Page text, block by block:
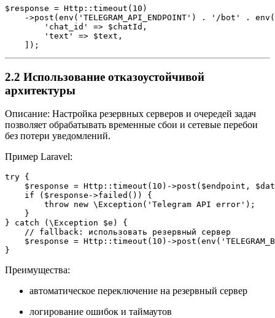
$response = Http::timeout(10)
->post(env('TELEGRAM_API_ENDPOINT') . '/bot' .
        'chat_id' => $chatId,
        'text' => $text,
    ]);
2.2 Использование отказоустойчивой
архитектуры
Описание: Настройка резервных серверов и очередей задач
позволяет обрабатывать временные сбои и сетевые перебои
без потери уведомлений.
Пример Laravel:
try {
$response = Http::timeout(10)->post($endpoint,
    if ($response->failed()) {
        throw new \Exception('Telegram API error');
    }
} catch (\Exception $e) {
    // fallback: использовать резервный сервер
$response = Http::timeout(10)-
}
Преимущества:
автоматическое переключение на резервный сервер
логирование ошибок и таймаутов